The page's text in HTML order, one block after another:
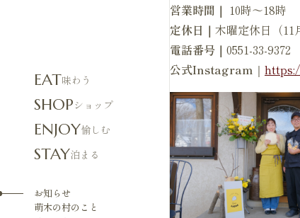
EAT味わう
SHOPショップ
ENJOY愉しむ
STAY泊まる
お知らせ
萌木の村のこと
営業時間｜ 10時～18時
定休日｜ 木曜定休日（11
電話番号｜ 0551-33-9372
公式Instagram ｜